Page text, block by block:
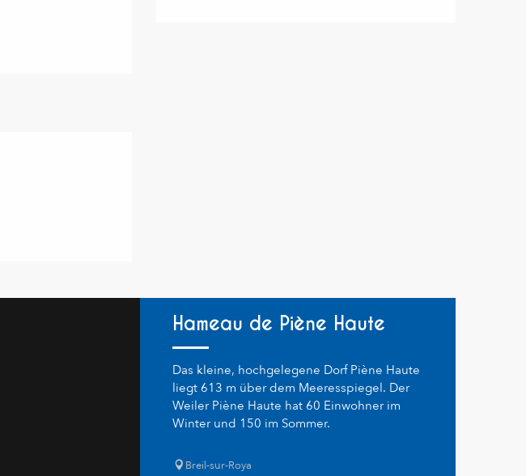
Hameau de Piène Haute
Das kleine, hochgelegene Dorf Piène Haute
liegt 613 m über dem Meeresspiegel. Der
Weiler Piène Haute hat 60 Einwohner im
Winter und 150 im Sommer.
Breil-sur-Roya